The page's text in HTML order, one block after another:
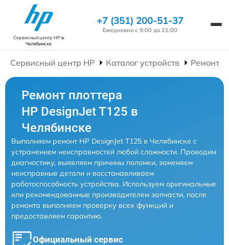
Сервисный центр HPв
Челябинске
+7 (351) 200-51-37
Ежедневно с 9:00 до 21:00
Сервисный центр HP Каталог устройств Ремонт
Ремонт плоттера
HP DesignJet T125 в
Челябинске
Выполняем ремонт HP DesignJet T125 в Челябинске с
устранением неисправностей любой сложности. Проводим
диагностику, выявляем причины поломки, заменяем
неисправные детали и восстанавливаем
работоспособность устройства. Используем оригинальные
или рекомендованные производителем запчасти, после
ремонта выполняем проверку всех функций и
предоставляем гарантию.
Официальный сервис